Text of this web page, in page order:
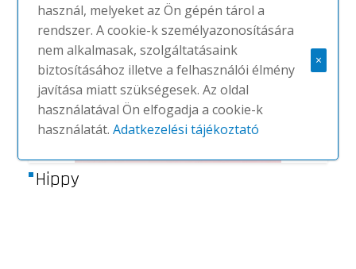
Hippy
használ, melyeket az Ön gépén tárol a
rendszer. A cookie-k személyazonosítására
nem alkalmasak, szolgáltatásaink
biztosításához illetve a felhasználói élmény
javítása miatt szükségesek. Az oldal
használatával Ön elfogadja a cookie-k
használatát.Adatkezelési tájékoztató
×